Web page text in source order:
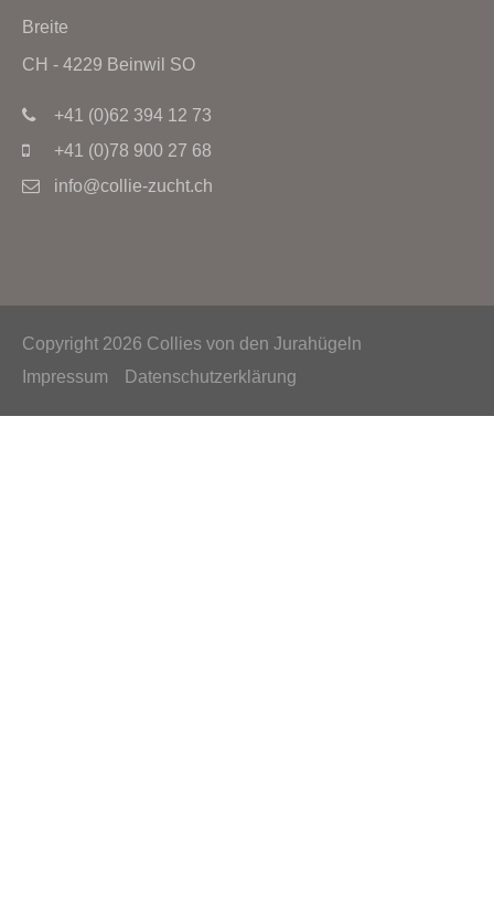
Breite
CH - 4229 Beinwil SO
+41 (0)62 394 12 73
+41 (0)78 900 27 68
info@collie-zucht.ch
Copyright 2026 Collies von den Jurahügeln
Impressum
Datenschutzerklärung